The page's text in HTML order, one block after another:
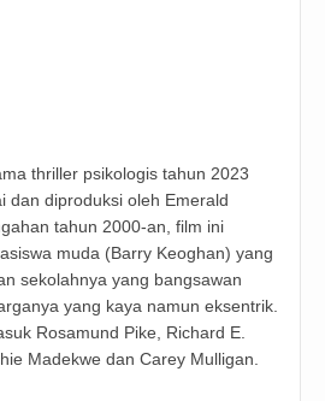
thriller psikologis tahun 2023
dan diproduksi oleh Emerald
tahun 2000-an, film ini
muda (Barry Keoghan) yang
sekolahnya yang bangsawan
yang kaya namun eksentrik.
Rosamund Pike, Richard E.
Madekwe dan Carey Mulligan.